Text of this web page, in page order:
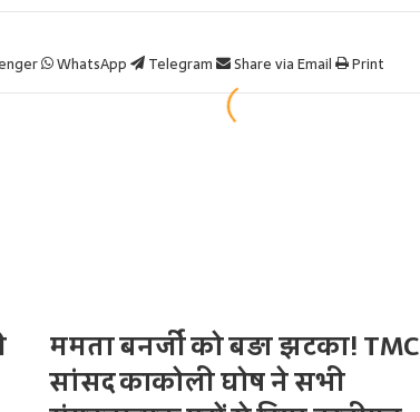
WhatsApp Telegram Share via Email Print
ममता बनर्जी को बड़ा झटका! TMC
सांसद काकोली घोष ने सभी